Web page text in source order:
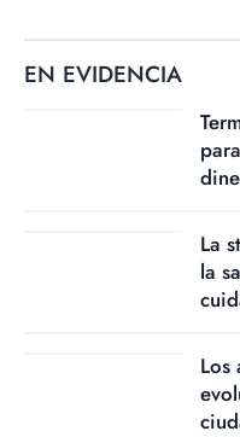
EN EVIDENCIA
La
la
Los